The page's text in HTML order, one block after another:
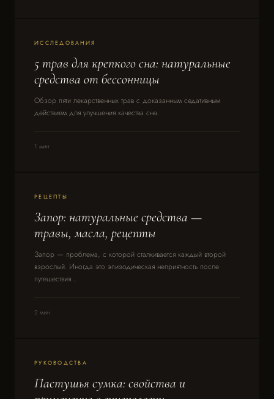
ИССЛЕДОВАНИЯ
5 трав для крепкого сна: натуральные
средства от бессонницы
Обзор пяти лекарственных трав с доказанным седативным
действием для улучшения качества сна.
1 мин
РЕЦЕПТЫ
Запор: натуральные средства —
травы, масла, рецепты
Запор — проблема, с которой сталкивается каждый второй
взрослый. Иногда это эпизодическая неприятность после
путешествия...
2 мин
РУКОВОДСТВА
Пастушья сумка: свойства и